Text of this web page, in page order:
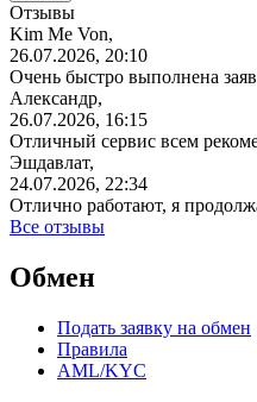
Отзывы
Kim Me Von,
26.07.2026, 20:10
Очень быстро выполнена
Александр,
26.07.2026, 16:15
Отличный сервис всем
Эшдавлат,
24.07.2026, 22:34
Отлично работают, я
Все отзывы
Обмен
Подать заявку на обмен
Правила
AML/KYC